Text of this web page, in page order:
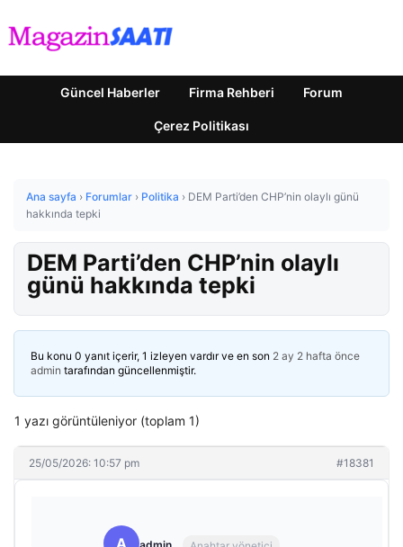
Güncel Haberler Firma Rehberi Forum
Çerez Politikası
Ana sayfa › Forumlar › Politika › DEM Parti’den CHP’nin olaylı günü
hakkında tepki
DEM Parti’den CHP’nin olaylı
günü hakkında tepki
Bu konu 0 yanıt içerir, 1 izleyen vardır ve en son 2 ay 2 hafta önce
admin tarafından güncellenmiştir.
1 yazı görüntüleniyor (toplam 1)
25/05/2026: 10:57 pm #18381
A